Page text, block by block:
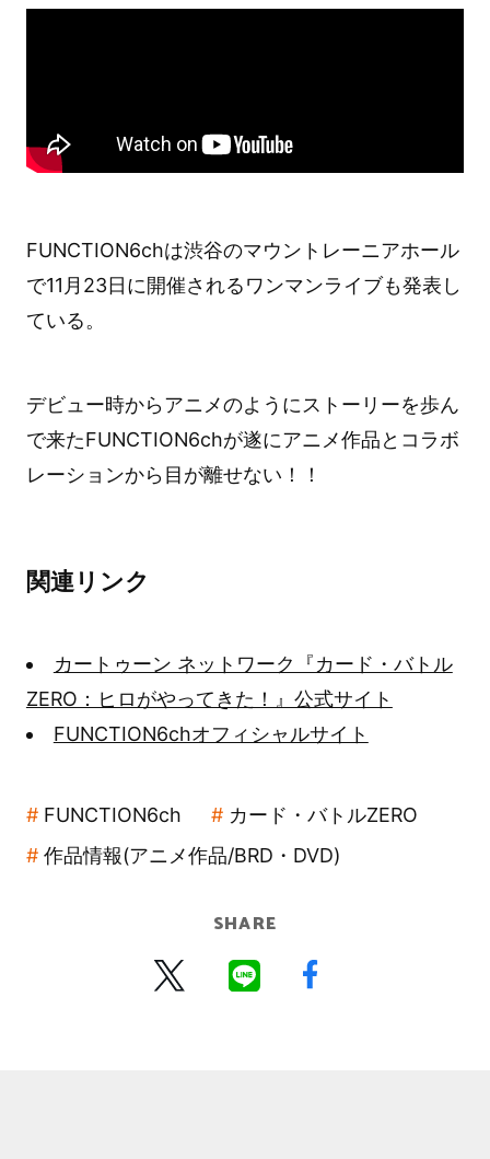
FUNCTION6chは渋谷のマウントレーニアホール
で11月23日に開催されるワンマンライブも発表し
ている。
デビュー時からアニメのようにストーリーを歩ん
で来たFUNCTION6chが遂にアニメ作品とコラボ
レーションから目が離せない！！
関連リンク
カートゥーン ネットワーク『カード・バトル
ZERO：ヒロがやってきた！』公式サイト
FUNCTION6chオフィシャルサイト
FUNCTION6ch
カード・バトルZERO
作品情報(アニメ作品/BRD・DVD)
SHARE